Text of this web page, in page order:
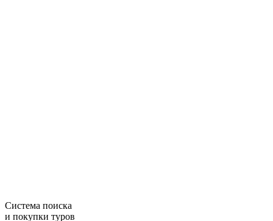
Система поиска
и покупки туров